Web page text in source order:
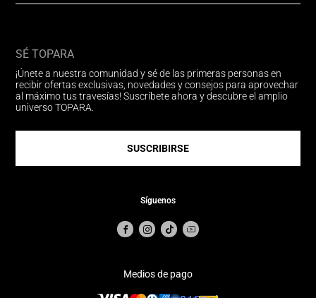
SÉ TOPARA
¡Únete a nuestra comunidad y sé de las primeras personas en
recibir ofertas exclusivas, novedades y consejos para aprovechar
al máximo tus travesías! Suscríbete ahora y descubre el amplio
universo TOPARA.
SUSCRIBIRSE
Síguenos
Medios de pago